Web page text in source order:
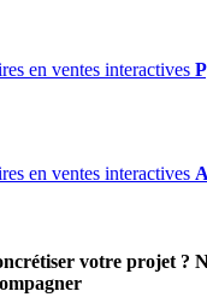
en ventes interactives
en ventes interactives
votre projet ?